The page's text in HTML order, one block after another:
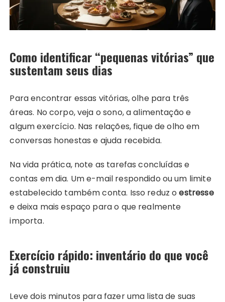
Como identificar “pequenas vitórias” que
sustentam seus dias
Para encontrar essas vitórias, olhe para três
áreas. No corpo, veja o sono, a alimentação e
algum exercício. Nas relações, fique de olho em
conversas honestas e ajuda recebida.
Na vida prática, note as tarefas concluídas e
contas em dia. Um e-mail respondido ou um limite
estabelecido também conta. Isso reduz oestresse
e deixa mais espaço para o que realmente
importa.
Exercício rápido: inventário do que você
já construiu
Leve dois minutos para fazer uma lista de suas